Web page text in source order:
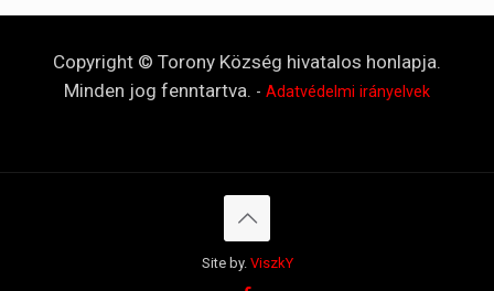
Copyright © Torony Község hivatalos honlapja.
Minden jog fenntartva. - Adatvédelmi irányelvek
Site by. ViszkY